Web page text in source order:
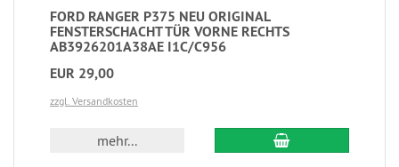
FORD RANGER P375 NEU ORIGINAL
FENSTERSCHACHT TÜR VORNE RECHTS
AB3926201A38AE I1C/C956
EUR 29,00
zzgl. Versandkosten
mehr...